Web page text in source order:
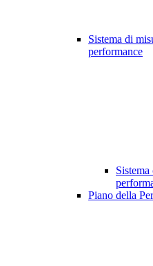
Sistema di
performance
Piano della